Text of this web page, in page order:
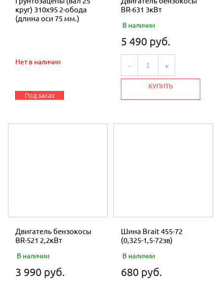
круг) 310х95 2-обода
(длина оси 75 мм.)
Нет в наличии
Под заказ
BR-631 3кВт
В наличии
5 490 руб.
- +
КУПИТЬ
Двигатель бензокосы
BR-521 2,2кВт
В наличии
3 990 руб.
Шина Brait 455-72
(0,325-1,5-72зв)
В наличии
680 руб.